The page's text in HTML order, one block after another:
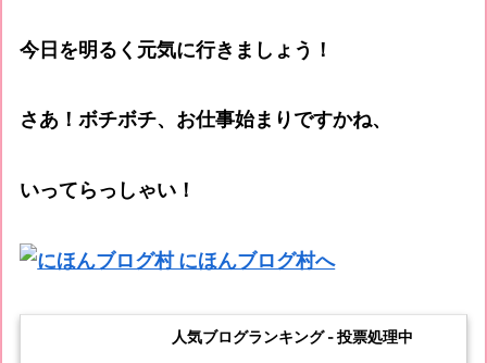
今日を明るく元気に行きましょう！
さあ！ボチボチ、お仕事始まりですかね、
いってらっしゃい！
人気ブログランキング - 投票処理中